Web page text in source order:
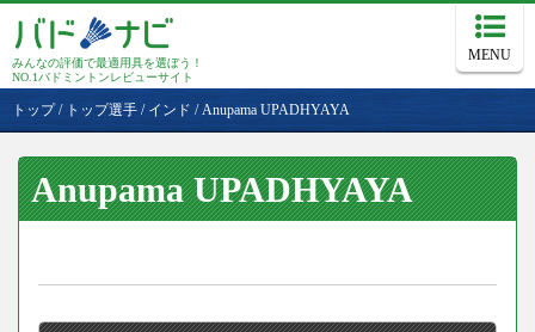
みんなの評価で最適用具を選ぼう！
NO.1バドミントンレビューサイト
MENU
トップ/ トップ選手 / インド / Anupama UPADHYAYA
Anupama UPADHYAYA